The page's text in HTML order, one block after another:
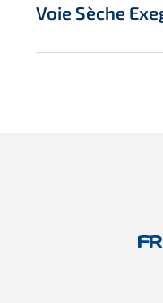
Voie Sèche